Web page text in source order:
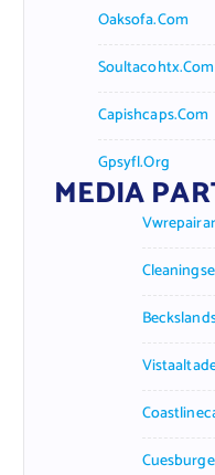
Oaksofa.com
Soultacohtx.com
Capishcaps.com
Gpsyfl.org
MEDIA